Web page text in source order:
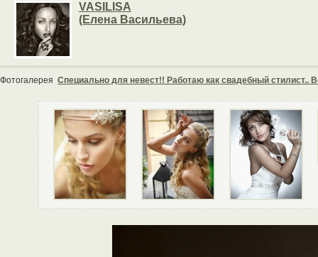
VASILISA
(Елена Васильева)
Фотогалерея Специально для невест!! Работаю как свадебный стилист..